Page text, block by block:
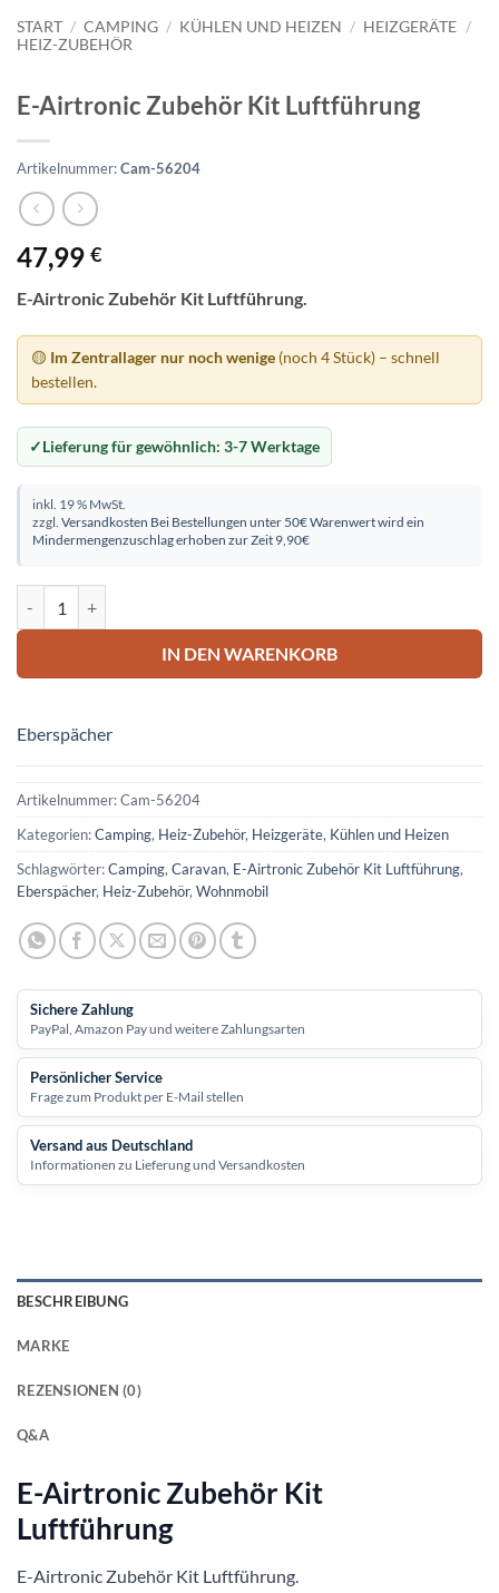
START / CAMPING / KÜHLEN UND HEIZEN / HEIZGERÄTE /
HEIZ-ZUBEHÖR
E-Airtronic Zubehör Kit Luftführung
Artikelnummer:Cam-56204
47,99 €
E-Airtronic Zubehör Kit Luftführung.
🟡 Im Zentrallager nur noch wenige (noch 4 Stück) – schnell
bestellen.
Lieferung für gewöhnlich: 3-7 Werktage
inkl. 19 % MwSt.
zzgl. Versandkosten Bei Bestellungen unter 50€ Warenwert wird ein
Mindermengenzuschlag erhoben zur Zeit 9,90€
IN DEN WARENKORB
Eberspächer
Artikelnummer:Cam-56204
Kategorien:Camping, Heiz-Zubehör, Heizgeräte, Kühlen und Heizen
Schlagwörter:Camping, Caravan, E-Airtronic Zubehör Kit Luftführung,
Eberspächer, Heiz-Zubehör, Wohnmobil
Sichere Zahlung
PayPal, Amazon Pay und weitere Zahlungsarten
Persönlicher Service
Frage zum Produkt per E-Mail stellen
Versand aus Deutschland
Informationen zu Lieferung und Versandkosten
BESCHREIBUNG
MARKE
REZENSIONEN (0)
Q&A
E-Airtronic Zubehör Kit
Luftführung
E-Airtronic Zubehör Kit Luftführung.